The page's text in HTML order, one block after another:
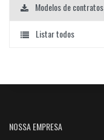
Modelos de contratos
Listar todos
NOSSA EMPRESA